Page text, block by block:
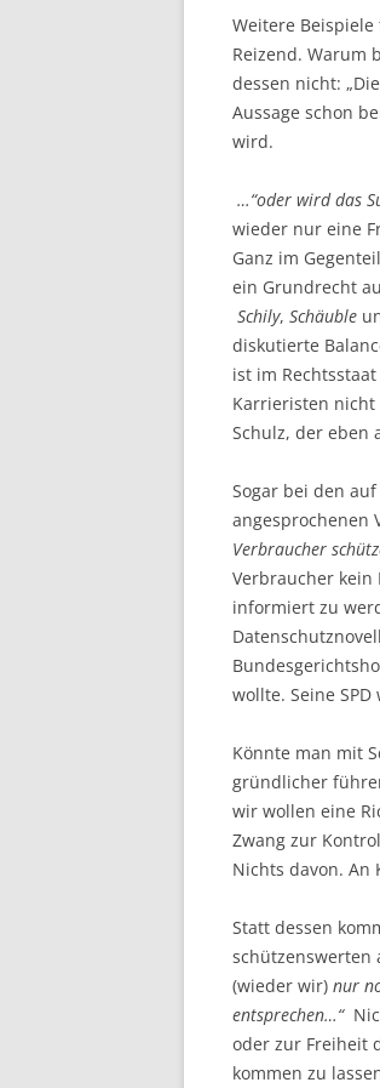
Weitere
Reizend. Warum
dessen nicht:
Aussage schon
wird.
…“oder wird das
wieder nur eine
Ganz im
ein Grundrecht
Schily, Schäuble
diskutierte
ist im
Karrieristen nicht
Schulz, der eben
Sogar bei den
angesprochenen
Verbraucher
Verbraucher kein
informiert zu
wollte. Seine
Könnte man mit
gründlicher
wir wollen eine
Zwang zur
Nichts davon. An
Statt dessen
schützenswerten
(wieder wir) nur
entsprechen…“
oder zur Freiheit
kommen zu